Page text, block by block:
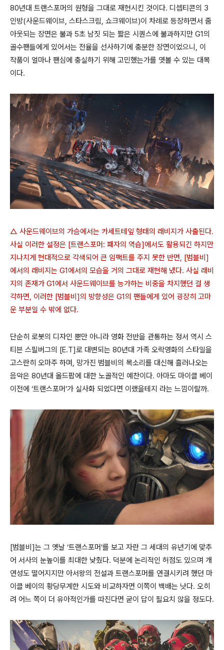
80년대 트랜스포머의 원형을 그대로 재현시킨 것이다. 디셉티콘의 3
인방(사운드웨이브, 스타스크림, 쇼크웨이브)이 차례로 등장하면서 줌
아웃되는 장면은 불과 5초 남짓 되는 짧은 시퀀스에 불과하지만 G1의
골수팬들에게 있어서는 전율을 선사하기에 충분한 장면이었으니, 이
작품이 얼마나 팬심에 충실하기 위해 고민했는가를 엿볼 수 있는 대목
이다.
△ 사운드웨이브의 가슴에서는 카세트테잎 형태의 래비지가 사출된다.
사실 이러한 설정은 [트랜스포머: 패자의 역습]에서도 활용되긴 하지만
지나치게 현대적으로 각색되어 큰 임팩트를 주지 못한 반면, [범블비]
에서의 래비지는 G1에서의 모습을 거의 그대로 재현해 냈다. 사실 래비
지의 존재가 G1에서 사운드웨이브를 능가하는 비중을 차지했던 걸 생
각하면, 이러한 [범블비]의 방향성은 G1의 팬들에게 있어 굉장히 고마
운 부분일 수 밖에 없다.
단순히 로봇의 디자인 뿐만 아니라 영화 전반을 관통하는 정서 역시 스
티븐 스필버그의 [E.T]로 대변되는 80년대 가족 오락영화의 스타일을
고스란히 오마주 하며, 망가진 범블비의 목소리를 대신해 흘러나오는
음악은 80년대 올드팝에 대한 노골적인 예찬이다. 아마도 마이클 베이
이전에 ‘트랜스포머’가 실사화 되었다면 이랬을테지 라는 느낌이랄까.
[범블비]는 그 옛날 ‘트랜스포머’를 보고 자란 그 세대의 유년기에 맞추
어 서사의 눈높이를 최대한 낮췄다. 덕분에 논리적인 허점도 있으며 개
연성도 떨어지지만 아서왕의 전설과 트랜스포머를 연결시키려 했던 마
이클 베이의 황당무계한 시도와 비교하자면 이쪽이 백배는 낫다. 오히
려 어느 쪽이 더 유아적인가를 따진다면 굳이 답이 필요치 않을 정도다.